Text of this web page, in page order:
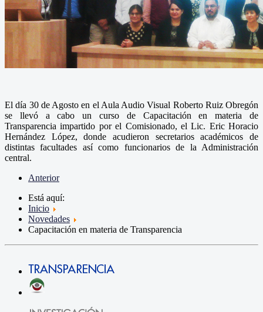
El día 30 de Agosto en el Aula Audio Visual Roberto Ruiz Obregón
se llevó a cabo un curso de Capacitación en materia de
Transparencia impartido por el Comisionado, el Lic. Eric Horacio
Hernández López, donde acudieron secretarios académicos de
distintas facultades así como funcionarios de la Administración
central.
Anterior
Está aquí:
Inicio
Novedades
Capacitación en materia de Transparencia